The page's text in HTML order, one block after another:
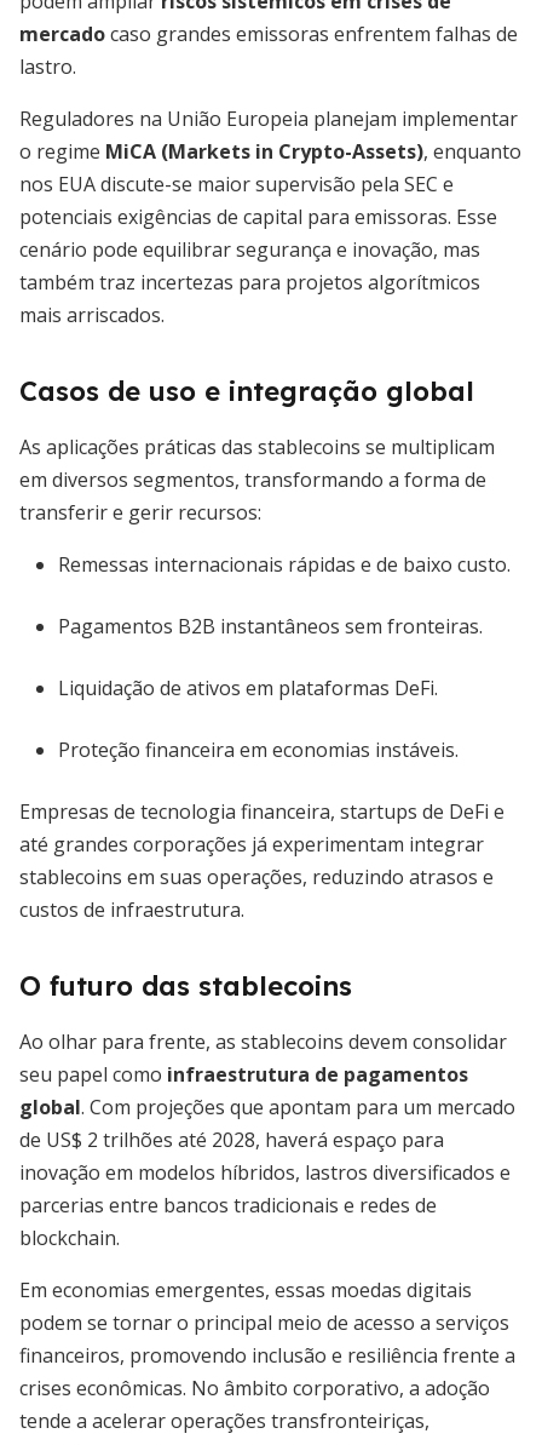
mercadocaso grandes emissoras enfrentem falhas de
lastro.
Reguladores na União Europeia planejam implementar
o regime MiCA (Markets in Crypto-Assets), enquanto
nos EUA discute-se maior supervisão pela SEC e
potenciais exigências de capital para emissoras. Esse
cenário pode equilibrar segurança e inovação, mas
também traz incertezas para projetos algorítmicos
mais arriscados.
Casos de uso e integração global
As aplicações práticas das stablecoins se multiplicam
em diversos segmentos, transformando a forma de
transferir e gerir recursos:
Remessas internacionais rápidas e de baixo custo.
Pagamentos B2B instantâneos sem fronteiras.
Liquidação de ativos em plataformas DeFi.
Proteção financeira em economias instáveis.
Empresas de tecnologia financeira, startups de DeFi e
até grandes corporações já experimentam integrar
stablecoins em suas operações, reduzindo atrasos e
custos de infraestrutura.
O futuro das stablecoins
Ao olhar para frente, as stablecoins devem consolidar
seu papel como infraestrutura de pagamentos
global. Com projeções que apontam para um mercado
de US$ 2 trilhões até 2028, haverá espaço para
inovação em modelos híbridos, lastros diversificados e
parcerias entre bancos tradicionais e redes de
blockchain.
Em economias emergentes, essas moedas digitais
podem se tornar o principal meio de acesso a serviços
financeiros, promovendo inclusão e resiliência frente a
crises econômicas. No âmbito corporativo, a adoção
tende a acelerar operações transfronteiriças,